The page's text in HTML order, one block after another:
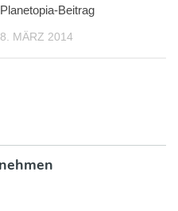
Planetopia-Beitrag
8. MÄRZ 2014